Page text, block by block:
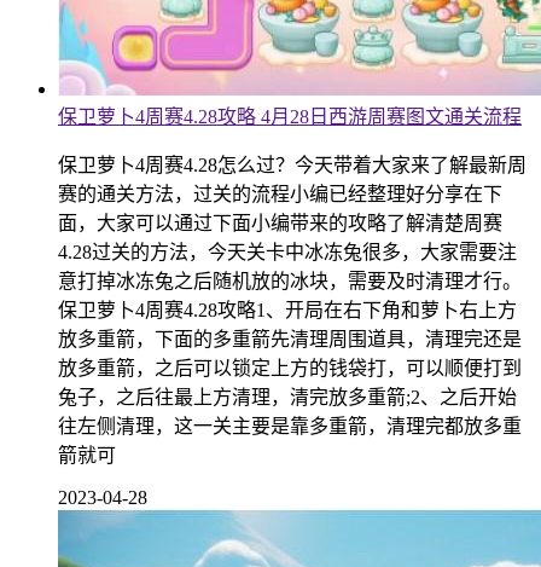
保卫萝卜4周赛4.28攻略 4月28日西游周赛图文通关流程
保卫萝卜4周赛4.28怎么过？今天带着大家来了解最新周
赛的通关方法，过关的流程小编已经整理好分享在下
面，大家可以通过下面小编带来的攻略了解清楚周赛
4.28过关的方法，今天关卡中冰冻兔很多，大家需要注
意打掉冰冻兔之后随机放的冰块，需要及时清理才行。
保卫萝卜4周赛4.28攻略1、开局在右下角和萝卜右上方
放多重箭，下面的多重箭先清理周围道具，清理完还是
放多重箭，之后可以锁定上方的钱袋打，可以顺便打到
兔子，之后往最上方清理，清完放多重箭;2、之后开始
往左侧清理，这一关主要是靠多重箭，清理完都放多重
箭就可
2023-04-28